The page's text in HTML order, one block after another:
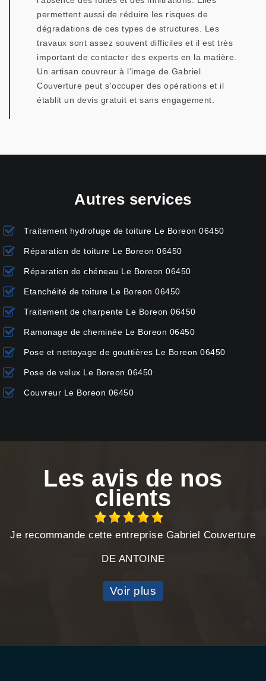
permettent aussi de réduire les risques de
dégradations de ces types de structures. Les
travaux sont assez souvent difficiles et il est très
important de contacter des experts en la matière.
Un artisan couvreur à l'image de Gabriel
Couverture peut s'occuper des opérations et il
établit un devis gratuit et sans engagement.
Autres services
Traitement hydrofuge de toiture Le Boreon 06450
Réparation de toiture Le Boreon 06450
Réparation de chéneau Le Boreon 06450
Etanchéité de toiture Le Boreon 06450
Traitement de charpente Le Boreon 06450
Ramonage de cheminée Le Boreon 06450
Pose et nettoyage de gouttières Le Boreon 06450
Pose de velux Le Boreon 06450
Couvreur Le Boreon 06450
Les avis de nos
clients
Je recommande cette entreprise Gabriel Couverture
DE ANTOINE
Voir plus